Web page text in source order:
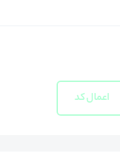
اعمال کد